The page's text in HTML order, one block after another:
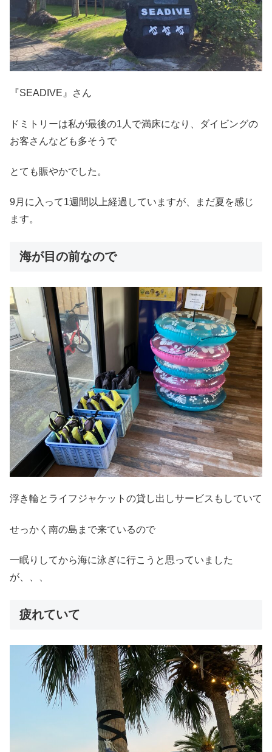
『SEADIVE』さん
ドミトリーは私が最後の1人で満床になり、ダイビングの
お客さんなども多そうで
とても賑やかでした。
9月に入って1週間以上経過していますが、まだ夏を感じ
ます。
海が目の前なので
浮き輪とライフジャケットの貸し出しサービスもしていて
せっかく南の島まで来ているので
一眠りしてから海に泳ぎに行こうと思っていました
が、、、
疲れていて